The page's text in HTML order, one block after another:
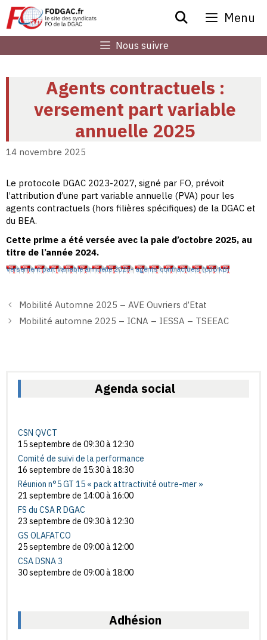
Aller
au
contenu
Menu
Nous suivre
Agents contractuels :
versement part variable
annuelle 2025
14 novembre 2025
Le protocole DGAC 2023-2027, signé par FO, prévoit
l’attribution d’une part variable annuelle (PVA) pour les
agents contractuels (hors filières spécifiques) de la DGAC et
du BEA.
Cette prime a été versée avec la paie d’octobre 2025, au
titre de l’année 2024.
Versement part variable annuelle 2025- agents contractuels
Mobilité Automne 2025 – AVE Ouvriers d’Etat
Mobilité automne 2025 – ICNA – IESSA – TSEEAC
Agenda social
CSN QVCT
15 septembre de 09:30à12:30
Comité de suivi de la performance
16 septembre de 15:30à18:30
Réunion n°5 GT 15 « pack attractivité outre-mer »
21 septembre de 14:00à16:00
FS du CSA R DGAC
23 septembre de 09:30à12:30
GS OLAFATCO
25 septembre de 09:00à12:00
CSA DSNA 3
30 septembre de 09:00à18:00
Adhésion